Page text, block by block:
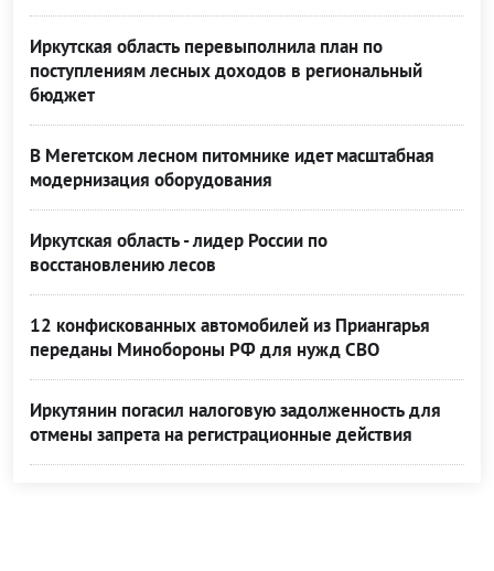
Иркутская область перевыполнила план по
поступлениям лесных доходов в региональный
бюджет
В Мегетском лесном питомнике идет масштабная
модернизация оборудования
Иркутская область - лидер России по
восстановлению лесов
12 конфискованных автомобилей из Приангарья
переданы Минобороны РФ для нужд СВО
Иркутянин погасил налоговую задолженность для
отмены запрета на регистрационные действия